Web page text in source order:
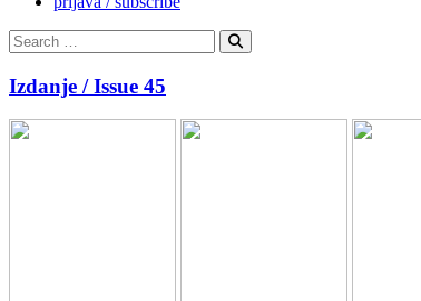
Search
for:
Search
Izdanje / Issue 45